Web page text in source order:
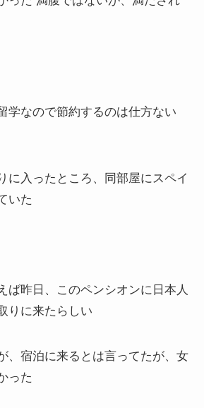
学なので節約するのは仕方ない
に入ったところ、同部屋にスペイ
いた
ば昨日、このペンシオンに日本人
りに来たらしい
、宿泊に来るとは言ってたが、女
った